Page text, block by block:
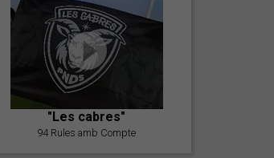
"Les cabres"
94 Rules amb Compte